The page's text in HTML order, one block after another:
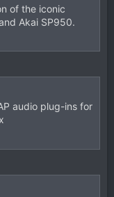
of the iconic
Akai SP950.
audio plug-ins for